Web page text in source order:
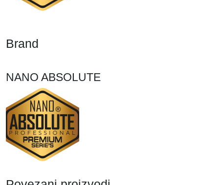
Brand
NANO ABSOLUTE